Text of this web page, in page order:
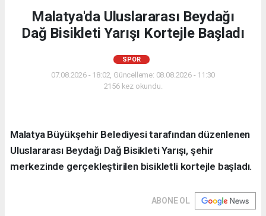
Malatya'da Uluslararası Beydağı
Dağ Bisikleti Yarışı Kortejle Başladı
SPOR
07.08.2026 - 18:02, Güncelleme: 08.08.2026 - 11:30
2156 kez okundu.
Malatya Büyükşehir Belediyesi tarafından düzenlenen
Uluslararası Beydağı Dağ Bisikleti Yarışı, şehir
merkezinde gerçekleştirilen bisikletli kortejle başladı.
ABONE OL